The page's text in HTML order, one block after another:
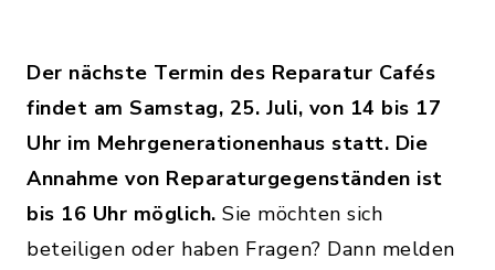
Der nächste Termin des Reparatur Cafés
findet am Samstag, 25. Juli, von 14 bis 17
Uhr im Mehrgenerationenhaus statt. Die
Annahme von Reparaturgegenständen ist
bis 16 Uhr möglich. Sie möchten sich
beteiligen oder haben Fragen? Dann melden